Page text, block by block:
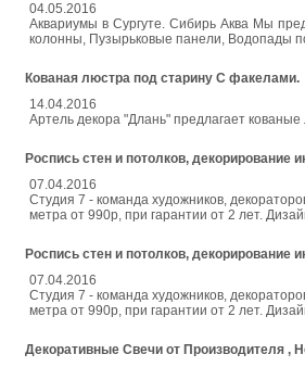
04.05.2016
Аквариумы в Сургуте. Сибирь Аква Мы
колонны, Пузырьковые панели, Водопады
Кованая люстра под старину С факелами.
14.04.2016
Артель декора "Длань" предлагает
Роспись стен и потолков, декорирование
07.04.2016
Студия 7 - команда художников,
метра от 990р, при гарантии от 2 лет.
Роспись стен и потолков, декорирование
07.04.2016
Студия 7 - команда художников,
метра от 990р, при гарантии от 2 лет.
Декоративные Свечи от Производителя ,